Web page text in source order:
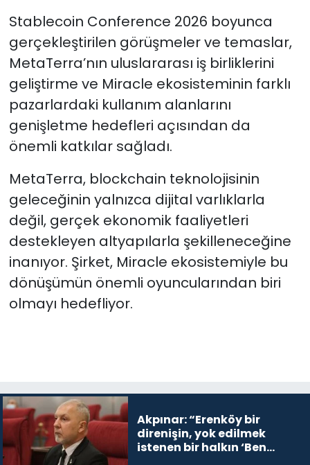
Stablecoin Conference 2026 boyunca
gerçekleştirilen görüşmeler ve temaslar,
MetaTerra’nın uluslararası iş birliklerini
geliştirme ve Miracle ekosisteminin farklı
pazarlardaki kullanım alanlarını
genişletme hedefleri açısından da
önemli katkılar sağladı.
MetaTerra, blockchain teknolojisinin
geleceğinin yalnızca dijital varlıklarla
değil, gerçek ekonomik faaliyetleri
destekleyen altyapılarla şekilleneceğine
inanıyor. Şirket, Miracle ekosistemiyle bu
dönüşümün önemli oyuncularından biri
olmayı hedefliyor.
Akpınar: “Erenköy bir
direnişin, yok edilmek
istenen bir halkın ‘Ben